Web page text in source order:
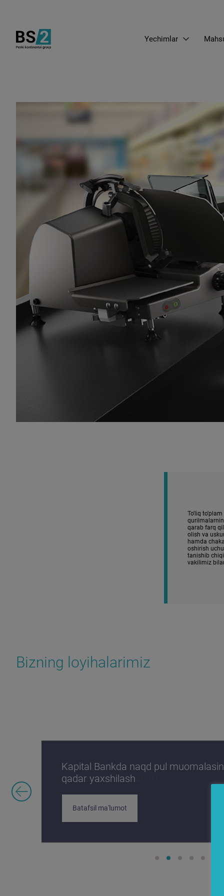
Yechimlar
To'liq
qarab farq
olish va
hamda
oshirish
tanishib
vakilimiz
Bizning loyihalarimiz
Kapital Bankda naqd pul
qadar yaxshilash
Batafsil ma'lumot